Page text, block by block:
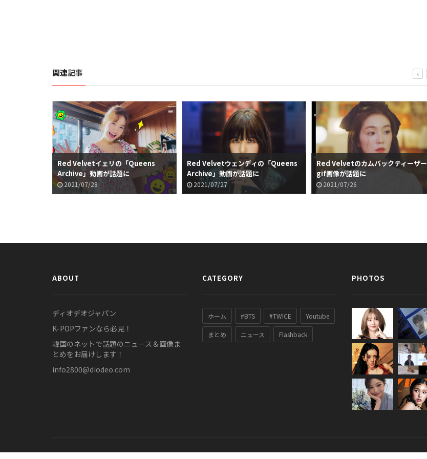
関連記事
Red Velvetイェリの「Queens
Archive」動画が話題に
2021/07/28
Red Velvetウェンディの「Queens
Archive」動画が話題に
2021/07/27
Red Velvetのカムバックティーザー
gif画像が話題に
2021/07/26
ABOUT
ディオデオジャパン
K-POPファンなら必見！
韓国のネットで話題のニュース＆画像ま
とめをお届けします！
info2800@diodeo.com
CATEGORY
ホーム #BTS #TWICE Youtube
まとめ ニュース Flashback
PHOTOS